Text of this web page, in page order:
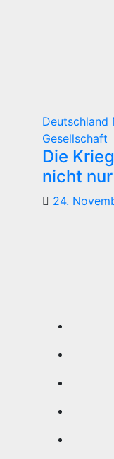
Deutschland
Gesellschaft
Die
nicht nur
24.